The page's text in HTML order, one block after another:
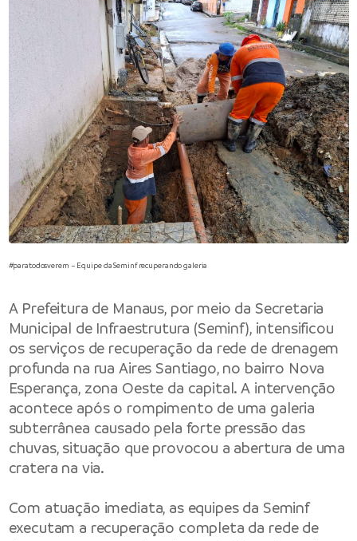
#paratodosverem – Equipe da Seminf recuperando galeria
A Prefeitura de Manaus, por meio da Secretaria
Municipal de Infraestrutura (Seminf), intensificou
os serviços de recuperação da rede de drenagem
profunda na rua Aires Santiago, no bairro Nova
Esperança, zona Oeste da capital. A intervenção
acontece após o rompimento de uma galeria
subterrânea causado pela forte pressão das
chuvas, situação que provocou a abertura de uma
cratera na via.
Com atuação imediata, as equipes da Seminf
executam a recuperação completa da rede de